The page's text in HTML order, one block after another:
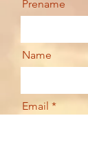
Prename
Name
Email